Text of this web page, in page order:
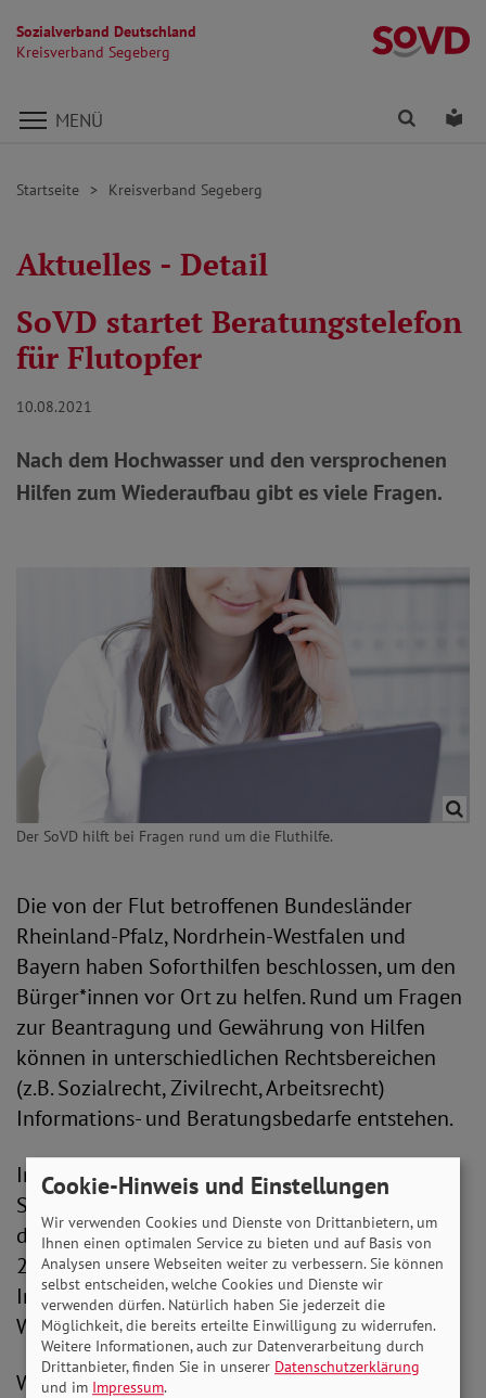
Sozialverband Deutschland
Kreisverband Segeberg
Direkt zu den Inhalten springen
MENÜ Finden
Startseite Kreisverband Segeberg
Aktuelles - Detail
SoVD startet Beratungstelefon
für Flutopfer
10.08.2021
Nach dem Hochwasser und den versprochenen
Hilfen zum Wiederaufbau gibt es viele Fragen.
Der SoVD hilft bei Fragen rund um die Fluthilfe.
Die von der Flut betroffenen Bundesländer
Rheinland-Pfalz, Nordrhein-Westfalen und
Bayern haben Soforthilfen beschlossen, um den
Bürger*innen vor Ort zu helfen. Rund um Fragen
zur Beantragung und Gewährung von Hilfen
können in unterschiedlichen Rechtsbereichen
(z.B. Sozialrecht, Zivilrecht, Arbeitsrecht)
Informations- und Beratungsbedarfe entstehen.
In einer gemeinsamen Aktion bieten AWO und
SoVD ihren Mitgliedern und Interessierten über
das Mitgliederservicetelefon unter 030 / 72 62
22-111 eine Anlaufstelle für generelle
Informationen und nötigenfalls
Weitervermittlung an weitere Stellen an.
Weitere Möglichkeiten der Kontaktaufnahme
Cookie-Hinweis und Einstellungen
Wir verwenden Cookies und Dienste von Drittanbietern, um
Ihnen einen optimalen Service zu bieten und auf Basis von
Analysen unsere Webseiten weiter zu verbessern. Sie können
selbst entscheiden, welche Cookies und Dienste wir
verwenden dürfen. Natürlich haben Sie jederzeit die
Möglichkeit, die bereits erteilte Einwilligung zu widerrufen.
Weitere Informationen, auch zur Datenverarbeitung durch
Drittanbieter, finden Sie in unserer Datenschutzerklärung
und im Impressum.